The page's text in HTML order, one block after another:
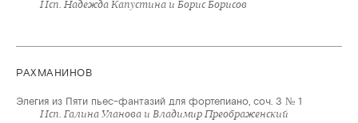
Исп. Надежда Капустина и Борис Борисов
РАХМАНИНОВ
Элегия из Пяти пьес-фантазий для фортепиано, соч. 3 № 1
Исп. Галина Уланова и Владимир Преображенский